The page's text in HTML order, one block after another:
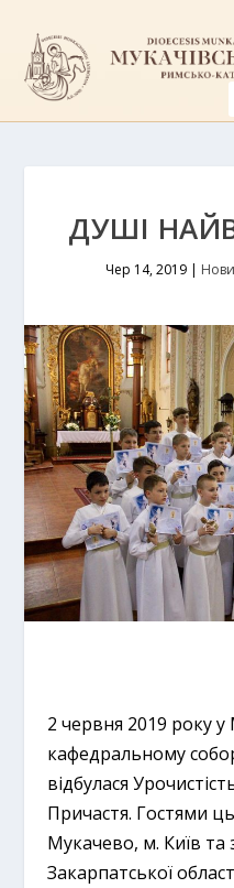
ДУШІ
Чер 14, 2019 |
2 червня 2019 року
кафедральному
відбулася
Причастя. Гостями
Мукачево, м. Київ та
Закарпатської